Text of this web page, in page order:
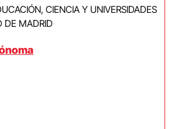
CIENCIA Y UNIVERSIDADES
DE MADRID